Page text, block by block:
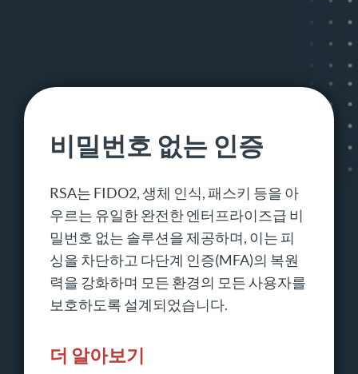
비밀번호 없는 인증
RSA는 FIDO2, 생체 인식, 패스키 등을 아
우르는 유일한 완전한 엔터프라이즈급 비
밀번호 없는 솔루션을 제공하며, 이는 피
싱을 차단하고 다단계 인증(MFA)의 복원
력을 강화하며 모든 환경의 모든 사용자를
보호하도록 설계되었습니다.
더 알아보기